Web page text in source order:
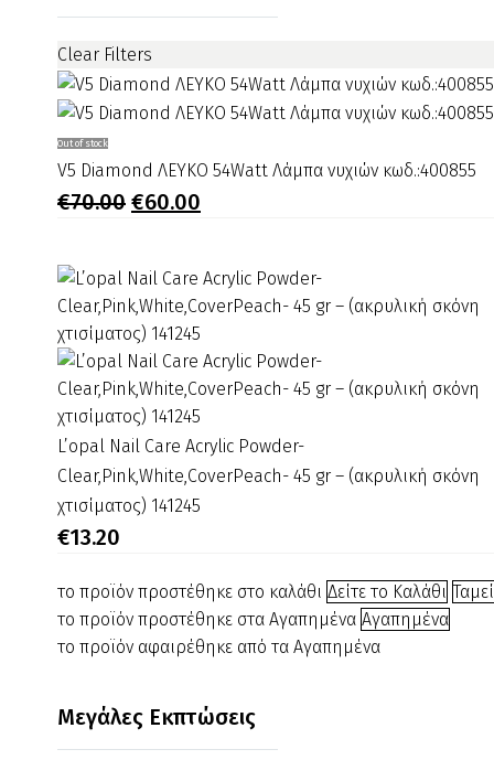
Clear Filters
V5
Diamond
ΛΕΥΚΟ
νυχιών
κωδ.:400855
Out of stock
V5 Diamond ΛΕΥΚΟ 54Watt Λάμπα νυχιών κωδ.:400855
€70.00 Original
€70.00.
€60.00
είναι:
€60.00.
L’opal
Nail
Care
Acrylic
Clear,Pink,White,CoverPeach-
σκόνη
χτισίματος)
L’opal Nail Care Acrylic Powder-
Clear,Pink,White,CoverPeach- 45 gr – (ακρυλική σκόνη
χτισίματος) 141245
€13.20
το προϊόν προστέθηκε στο καλάθι Δείτε το Καλάθι
το προϊόν προστέθηκε στα Αγαπημένα Αγαπημένα
το προϊόν αφαιρέθηκε από τα Αγαπημένα
Μεγάλες Εκπτώσεις